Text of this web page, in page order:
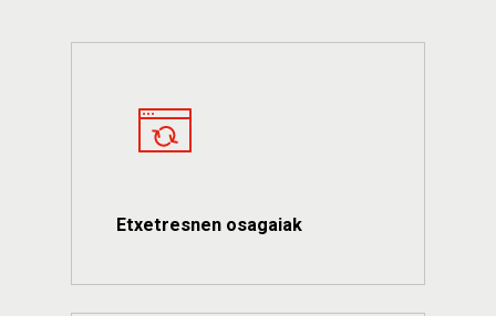
Etxetresnen osagaiak